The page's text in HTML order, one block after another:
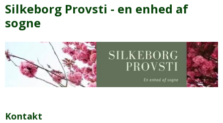
Silkeborg Provsti - en enhed af
sogne
Kontakt